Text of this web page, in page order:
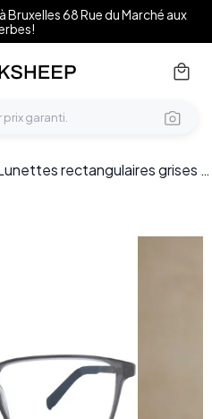
68 Rue du Marché aux
rectangulaires grises TR90 #BS0620-0236